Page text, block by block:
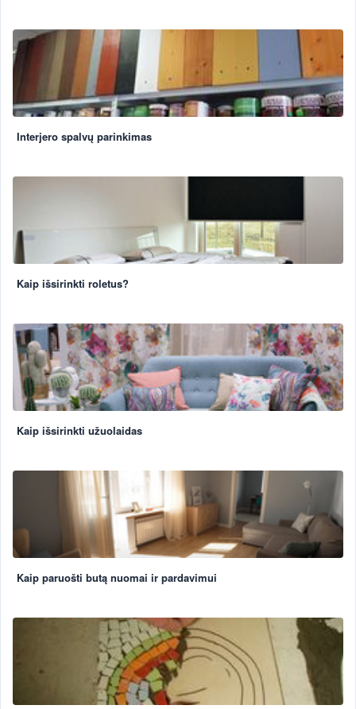
Interjero spalvų parinkimas
Kaip išsirinkti roletus?
Kaip išsirinkti užuolaidas
Kaip paruošti butą nuomai ir pardavimui